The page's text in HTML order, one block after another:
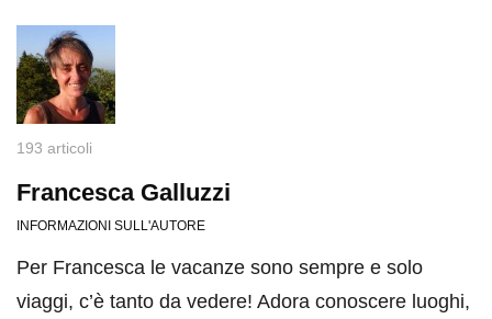
193 articoli
Francesca Galluzzi
INFORMAZIONI SULL'AUTORE
Per Francesca le vacanze sono sempre e solo
viaggi, c’è tanto da vedere! Adora conoscere luoghi,